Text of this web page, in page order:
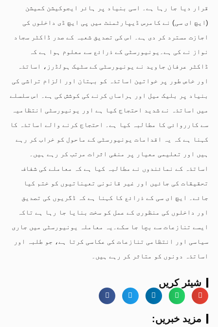
قرار دیا جا رہا ہے۔ اسی بنیاد پر ہائر ایجوکیشن کمیشن
(ایچ ای سی) نے کامرس ڈیپارٹمنٹ میں پی ایچ ڈی داخلوں کی
اجازت مسترد کر دی ہے۔ اس کی تصدیق شعبہ کے صدر ڈاکٹر سجاد
نواز نے کی ہے۔یونیورسٹی کے ذرائع سے معلوم ہوا ہے کہ
ڈاکٹر عرفان جاوید نے یونیورسٹی کے سٹیک ہولڈرز، اساتذہ
اور خاص طور پر خواتین اساتذہ کو بہتان اور الزام تراشی کی
بنیاد پر بلیک میل اور ہراساں کرنے کی کوشش کی ہے۔ اس سلسلے
میں اساتذہ نے شدید احتجاج کیا ہے اور یونیورسٹی انتظامیہ
سے کارروائی کا مطالبہ کیا ہے۔ احتجاج کرنے والے اساتذہ کا
کہنا ہے کہ یہ اقدامات یونیورسٹی کے ماحول کو خراب کر رہے
ہیں اور تعلیمی معیار پر منفی اثرات مرتب کر رہے ہیں۔
اساتذہ کے نمائندوں نے مطالبہ کیا ہے کہ معاملے کی شفاف
تحقیقات کی جائیں اور غیر قانونی تعیناتیوں کو ختم کیا
جائے۔ ایچ ای سی کے ذرائع کا کہنا ہے کہ ڈگریوں کی تصدیق
اور داخلوں کی منظوری کے عمل کو سخت بنایا جا رہا ہے تاکہ
ایسے تنازعات سے بچا جا سکے۔یہ معاملہ یونیورسٹی میں جاری
سیاسی اور انتظامی تنازعات کی عکاسی کرتا ہے، جو طلبہ اور
اساتذہ دونوں کو متاثر کر رہے ہیں۔
شیئر کریں
:مزید خبریں